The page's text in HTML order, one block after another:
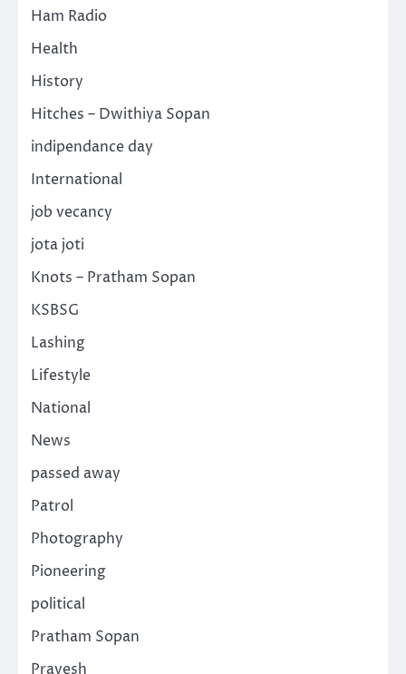
Ham Radio
Health
History
Hitches – Dwithiya Sopan
indipendance day
International
job vecancy
jota joti
Knots – Pratham Sopan
KSBSG
Lashing
Lifestyle
National
News
passed away
Patrol
Photography
Pioneering
political
Pratham Sopan
Pravesh